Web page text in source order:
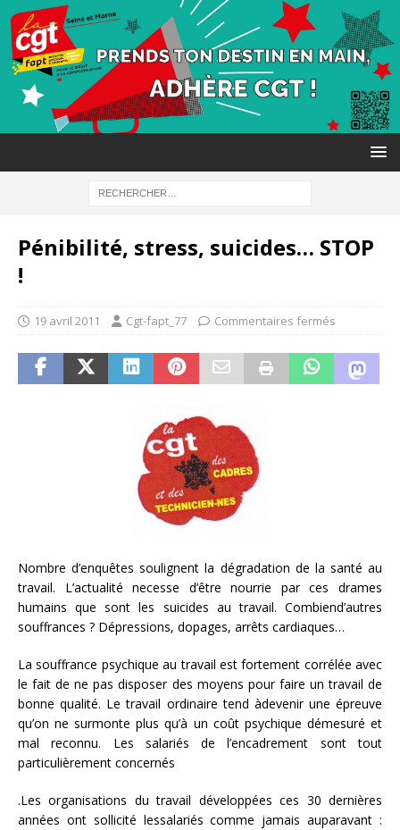
Pénibilité, stress, suicides… STOP
!
19 avril 2011 Cgt-fapt_77 Commentaires fermés
Nombre d’enquêtes soulignent la dégradation de la santé au
travail. L’actualité necesse d’être nourrie par ces drames
humains que sont les suicides au travail. Combiend’autres
souffrances ? Dépressions, dopages, arrêts cardiaques…
La souffrance psychique au travail est fortement corrélée avec
le fait de ne pas disposer des moyens pour faire un travail de
bonne qualité. Le travail ordinaire tend àdevenir une épreuve
qu’on ne surmonte plus qu’à un coût psychique démesuré et
mal reconnu. Les salariés de l’encadrement sont tout
particulièrement concernés
.Les organisations du travail développées ces 30 dernières
années ont sollicité lessalariés comme jamais auparavant :